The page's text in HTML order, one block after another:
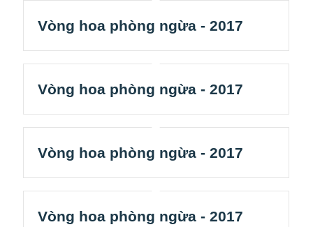
Vòng hoa phòng ngừa - 2017
Vòng hoa phòng ngừa - 2017
Vòng hoa phòng ngừa - 2017
Vòng hoa phòng ngừa - 2017